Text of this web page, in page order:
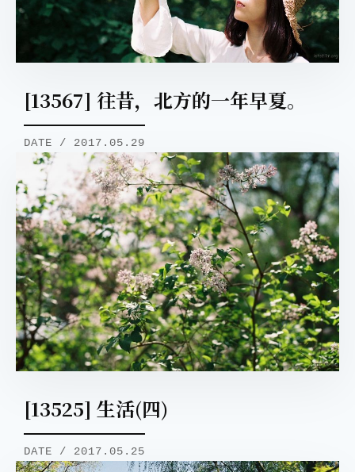
[13567] 往昔，北方的一年早夏。
DATE / 2017.05.29
[13525] 生活(四)
DATE / 2017.05.25